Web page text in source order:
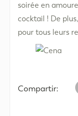
soirée en
cocktail ! De
pour tous leurs
Compartir: